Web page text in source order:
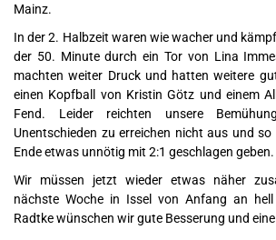
Mainz.
In der 2. Halbzeit waren wie wacher und
der 50. Minute durch ein Tor von Lina
machten weiter Druck und hatten weitere
einen Kopfball von Kristin Götz und einem
Fend. Leider reichten unsere
Unentschieden zu erreichen nicht aus und
Ende etwas unnötig mit 2:1 geschlagen geben.
Wir müssen jetzt wieder etwas näher
nächste Woche in Issel von Anfang an
Radtke wünschen wir gute Besserung und